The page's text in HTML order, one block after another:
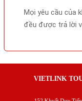
Mọi yêu cầu của
đều được trả lời
VIETLINK TOUR